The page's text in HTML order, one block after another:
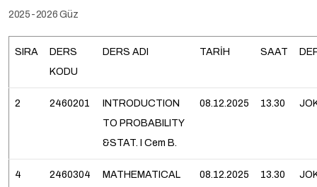
2025-2026 Güz
SIRA
DERS
KODU
DERS ADI TARİH SAAT
2 2460201
INTRODUCTION
TO PROBABILITY
&STAT. I Cem B.
08.12.2025 13.30
4 2460304
MATHEMATICAL
08.12.2025 13.30